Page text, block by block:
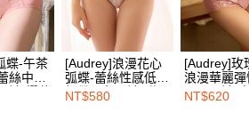
「AFTEE先享後付」，若未經同意申
任。
４．使用「AFTEE先享後付」時，將
即時審查核予不同之上限額度；若仍
結果請求用戶進行身份認證。
５．嚴禁一人註冊多個帳號或使用他
形，恩沛科技股份有限公司將有權停
海外配送
蝶-午茶
絲中腰
褲-櫻花
[Audrey]浪漫花心
弧蝶-蕾絲性感低腰
細帶三角內褲-甜心
NT$580
[Audrey]玫
浪漫華麗彈
平口內褲-蜜
NT$620